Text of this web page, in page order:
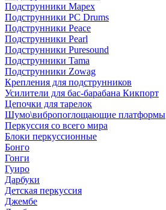
Подструнники Mapex
Подструнники PC Drums
Подструнники Peace
Подструнники Pearl
Подструнники Puresound
Подструнники Tama
Подструнники Zowag
Крепления для подструнников
Усилители для бас-барабана Кикпорт
Цепочки для тарелок
Шумо\вибропоглощающие платформы
Перкуссия со всего мира
Блоки перкуссионные
Бонго
Гонги
Гуиро
Дарбуки
Детская перкуссия
Джембе